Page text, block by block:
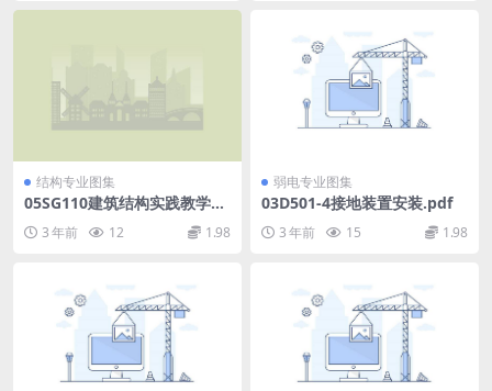
结构专业图集
05SG110建筑结构实践教学及
3 年前 12 1.98
弱电专业图集
03D501-4接地装置安装.pdf
3 年前 15 1.98